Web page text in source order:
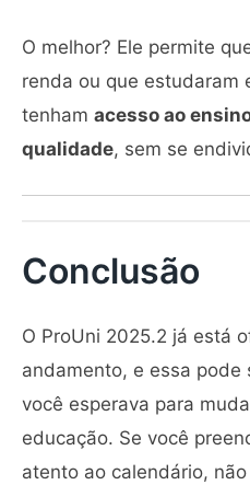
O melhor? Ele permite
renda ou que estudaram
tenham acesso ao
qualidade, sem se
Conclusão
O ProUni 2025.2 já está
andamento, e essa
você esperava para
educação. Se você
atento ao calendário,